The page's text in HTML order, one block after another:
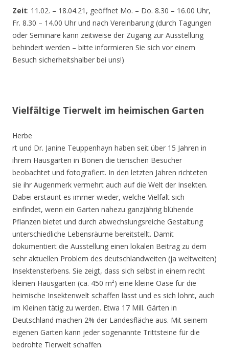
Zeit: 11.02. – 18.04.21, geöffnet Mo. – Do. 8.30 – 16.00 Uhr,
Fr. 8.30 – 14.00 Uhr und nach Vereinbarung (durch Tagungen
oder Seminare kann zeitweise der Zugang zur Ausstellung
behindert werden – bitte informieren Sie sich vor einem
Besuch sicherheitshalber bei uns!)
Vielfältige Tierwelt im heimischen Garten
Herbe
rt und Dr. Janine Teuppenhayn haben seit über 15 Jahren in
ihrem Hausgarten in Bönen die tierischen Besucher
beobachtet und fotografiert. In den letzten Jahren richteten
sie ihr Augenmerk vermehrt auch auf die Welt der Insekten.
Dabei erstaunt es immer wieder, welche Vielfalt sich
einfindet, wenn ein Garten nahezu ganzjährig blühende
Pflanzen bietet und durch abwechslungsreiche Gestaltung
unterschiedliche Lebensräume bereitstellt. Damit
dokumentiert die Ausstellung einen lokalen Beitrag zu dem
sehr aktuellen Problem des deutschlandweiten (ja weltweiten)
Insektensterbens. Sie zeigt, dass sich selbst in einem recht
kleinen Hausgarten (ca. 450 m²) eine kleine Oase für die
heimische Insektenwelt schaffen lässt und es sich lohnt, auch
im Kleinen tätig zu werden. Etwa 17 Mill. Gärten in
Deutschland machen 2% der Landesfläche aus. Mit seinem
eigenen Garten kann jeder sogenannte Trittsteine für die
bedrohte Tierwelt schaffen.